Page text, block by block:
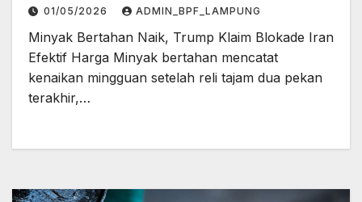
01/05/2026 ADMIN_BPF_LAMPUNG
Minyak Bertahan Naik, Trump Klaim Blokade Iran
Efektif Harga Minyak bertahan mencatat
kenaikan mingguan setelah reli tajam dua pekan
terakhir,…